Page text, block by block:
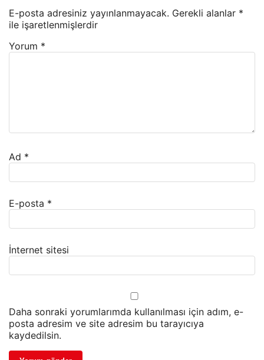
E-posta adresiniz yayınlanmayacak. Gerekli alanlar *
ile işaretlenmişlerdir
Yorum *
Ad *
E-posta *
İnternet sitesi
Daha sonraki yorumlarımda kullanılması için adım, e-
posta adresim ve site adresim bu tarayıcıya
kaydedilsin.